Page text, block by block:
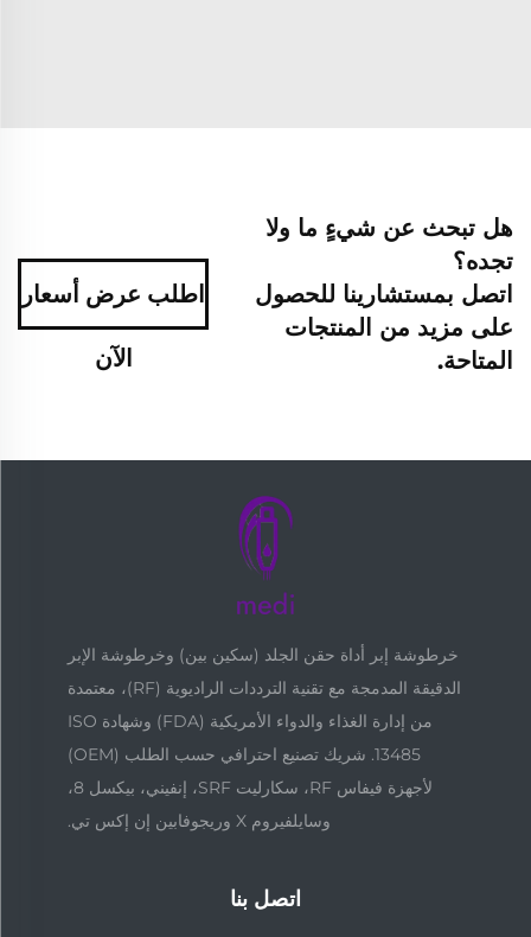
هل تبحث عن شيءٍ ما ولا
تجده؟
اتصل بمستشارينا للحصول
على مزيد من المنتجات
المتاحة.
اطلب عرض أسعار
الآن
خرطوشة إبر أداة حقن الجلد (سكين بين) وخرطوشة الإبر
الدقيقة المدمجة مع تقنية الترددات الراديوية (RF)، معتمدة
من إدارة الغذاء والدواء الأمريكية (FDA) وشهادة ISO
13485. شريك تصنيع احترافي حسب الطلب (OEM)
لأجهزة فيفاس RF، سكارليت SRF، إنفيني، بيكسل 8،
وسايلفيروم X وريجوفابين إن إكس تي.
اتصل بنا